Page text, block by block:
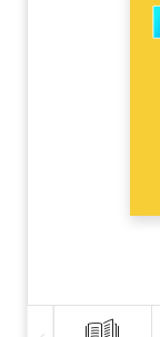
Tankönyv,